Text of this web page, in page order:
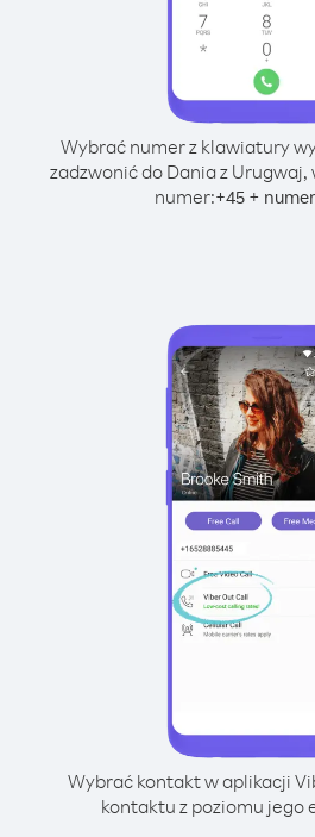
Wybrać numer z klawiatury
zadzwonić do Dania z
numer:+45+
Wybrać kontakt w aplikacji
kontaktu z poziomu jego